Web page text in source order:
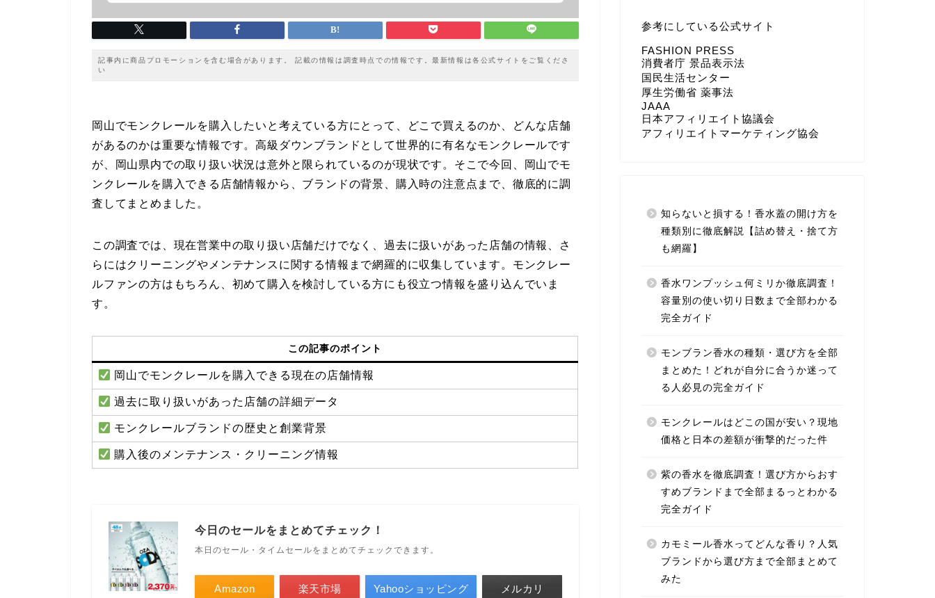
記事内に商品プロモーションを含む場合があります。 記載の情報は調査時点での情報です。最新情報は各公式サイトをご覧くださ
い
岡山でモンクレールを購入したいと考えている方にとって、どこで買えるのか、どんな店舗
があるのかは重要な情報です。高級ダウンブランドとして世界的に有名なモンクレールです
が、岡山県内での取り扱い状況は意外と限られているのが現状です。そこで今回、岡山でモ
ンクレールを購入できる店舗情報から、ブランドの背景、購入時の注意点まで、徹底的に調
査してまとめました。
この調査では、現在営業中の取り扱い店舗だけでなく、過去に扱いがあった店舗の情報、さ
らにはクリーニングやメンテナンスに関する情報まで網羅的に収集しています。モンクレー
ルファンの方はもちろん、初めて購入を検討している方にも役立つ情報を盛り込んでいま
す。
この記事のポイント
岡山でモンクレールを購入できる現在の店舗情報
過去に取り扱いがあった店舗の詳細データ
モンクレールブランドの歴史と創業背景
購入後のメンテナンス・クリーニング情報
今日のセールをまとめてチェック！
本日のセール・タイムセールをまとめてチェックできます。
Amazon 楽天市場 Yahooショッピング メルカリ
参考にしている公式サイト
FASHION PRESS
消費者庁 景品表示法
国民生活センター
厚生労働省 薬事法
JAAA
日本アフィリエイト協議会
アフィリエイトマーケティング協会
知らないと損する！香水蓋の開け方を
種類別に徹底解説【詰め替え・捨て方
も網羅】
香水ワンプッシュ何ミリか徹底調査！
容量別の使い切り日数まで全部わかる
完全ガイド
モンブラン香水の種類・選び方を全部
まとめた！どれが自分に合うか迷って
る人必見の完全ガイド
モンクレールはどこの国が安い？現地
価格と日本の差額が衝撃的だった件
紫の香水を徹底調査！選び方からおす
すめブランドまで全部まるっとわかる
完全ガイド
カモミール香水ってどんな香り？人気
ブランドから選び方まで全部まとめて
みた